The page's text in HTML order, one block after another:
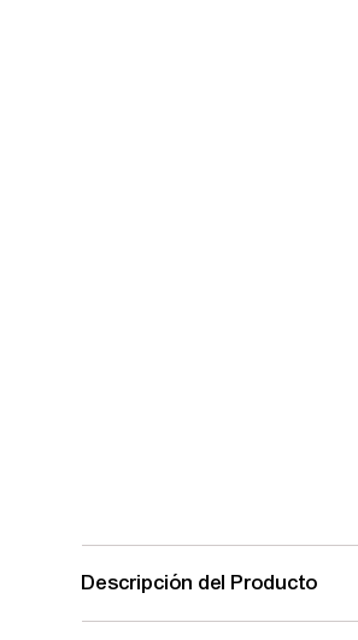
Descripción del Producto